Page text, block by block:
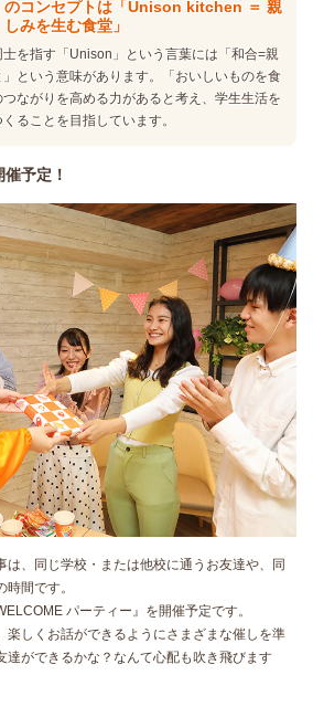
のコンセプトは「Unison kitchen ＝ 親
しみを生む食堂」
を指す「Unison」という言葉には「和合=親
という意味があります。「おいしいものを食
ながりを高める力があると考え、学生生活を
ることを目指しています。
予定！
は、同じ学校・または他校に通うお友達や、同
間です。
パーティー』を開催予定です。
楽しくお話ができるようにさまざまな催しを準
達ができるかな？なんて心配も吹き飛びます